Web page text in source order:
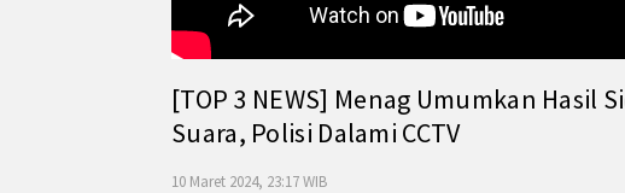
[TOP 3 NEWS] Menag Umumkan Hasil
Suara, Polisi Dalami CCTV
10 Maret 2024, 23:17 WIB